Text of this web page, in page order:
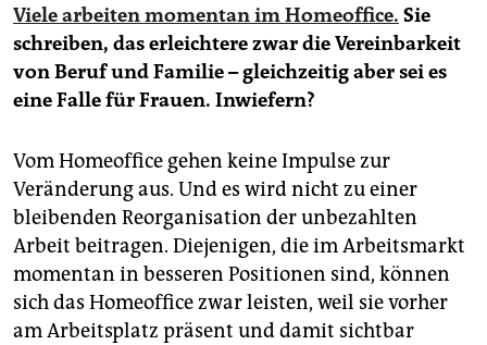
Viele arbeiten momentan im Homeoffice. Sie
schreiben, das erleichtere zwar die Vereinbarkeit
von Beruf und Familie – gleichzeitig aber sei es
eine Falle für Frauen. Inwiefern?
Vom Homeoffice gehen keine Impulse zur
Veränderung aus. Und es wird nicht zu einer
bleibenden Reorganisation der unbezahlten
Arbeit beitragen. Diejenigen, die im Arbeitsmarkt
momentan in besseren Positionen sind, können
sich das Homeoffice zwar leisten, weil sie vorher
am Arbeitsplatz präsent und damit sichtbar